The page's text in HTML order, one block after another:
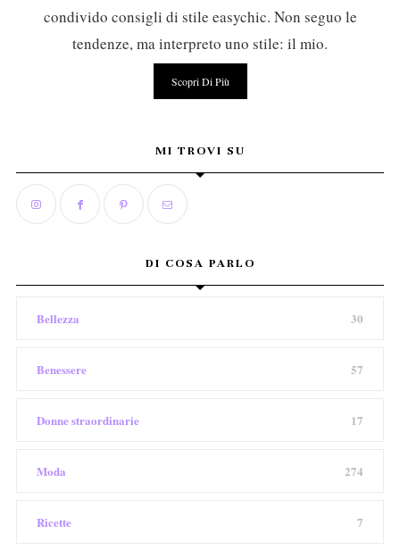
condivido consigli di stile easychic. Non seguo le
tendenze, ma interpreto uno stile: il mio.
Scopri Di Più
MI TROVI SU
DI COSA PARLO
Bellezza 30
Benessere 57
Donne straordinarie 17
Moda 274
Ricette 7